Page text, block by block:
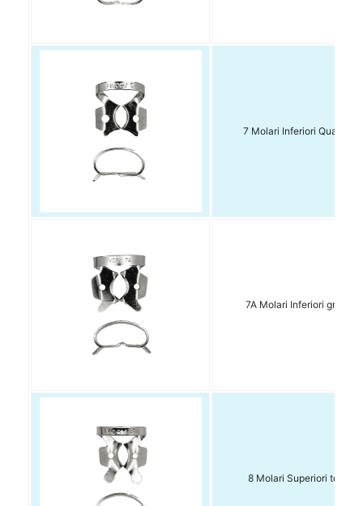
7 Molari Inferiori Quadrati
7A Molari Inferiori grandi
8 Molari Superiori tondi 1